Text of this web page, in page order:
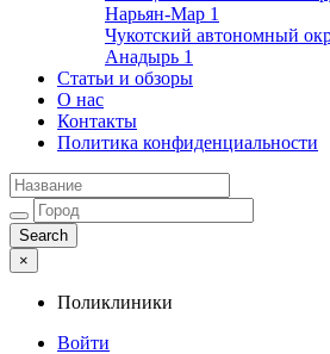
Нарьян-Мар 1
Чукотский автономный
Анадырь 1
Статьи и обзоры
О нас
Контакты
Политика конфиденциальности
×
Поликлиники
Войти